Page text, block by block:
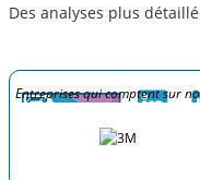
Des analyses plus
Entreprises qui comptent sur